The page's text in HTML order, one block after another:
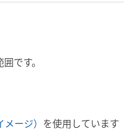
です。
ージ） を使用しています